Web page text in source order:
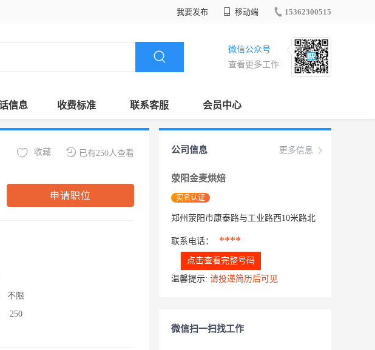
我要发布 移动端 15362300515
微信公众号
查看更多工作
信息 收费标准 联系客服 会员中心
已有250人查看
收藏
申请职位
不限
250
更多信息
公司信息
荥阳金麦烘焙
实名认证
郑州荥阳市康泰路与工业路西10米路北
联系电话： ****
点击查看完整号码
温馨提示: 请投递简历后可见
微信扫一扫找工作